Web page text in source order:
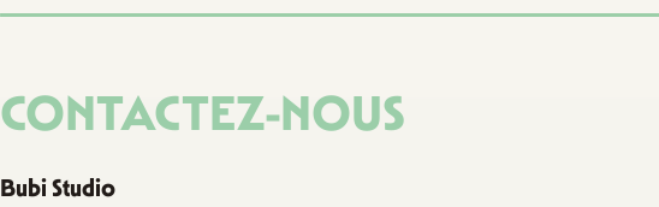
CONTACTEZ-NOUS
Bubi Studio